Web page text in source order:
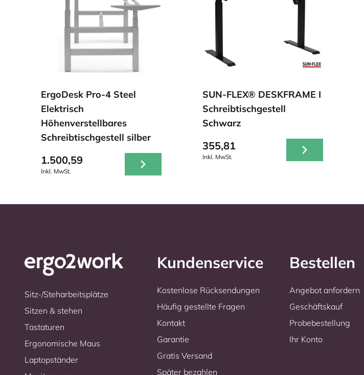
ErgoDesk Pro-4 Steel
Elektrisch
Höhenverstellbares
Schreibtischgestell silber
1.500,59
Inkl. MwSt.
SUN-FLEX® DESKFRAME I
Schreibtischgestell
Schwarz
355,81
Inkl. MwSt.
Sitz-/Steharbeitsplätze
Sitzen & stehen
Tastaturen
Ergonomische Maus
Laptopständer
Kundenservice
Kostenlose Rücksendungen
Häufig gestellte Fragen
Kontakt
Garantie
Gratis Versand
Später bezahlen
Bestellen
Angebot anfordern
Geschäftskauf
Probebestellung
Ihr Konto